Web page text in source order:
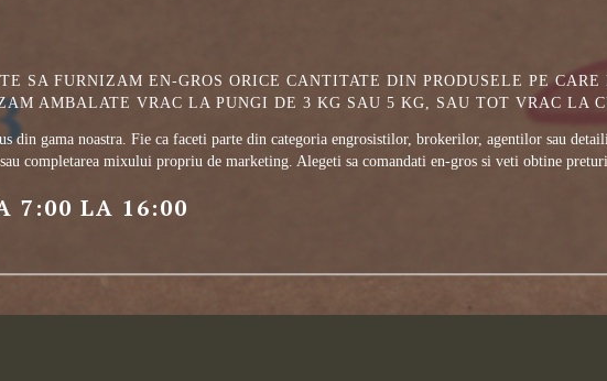
SA FURNIZAM EN-GROS ORICE CANTITATE DIN PRODUSELE PE
AMBALATE VRAC LA PUNGI DE 3 KG SAU 5 KG, SAU TOT VRAC LA
din gama noastra. Fie ca faceti parte din categoria engrosistilor, brokerilor, agentilor sau
completarea mixului propriu de marketing. Alegeti sa comandati en-gros si veti obtine
7:00 LA 16:00